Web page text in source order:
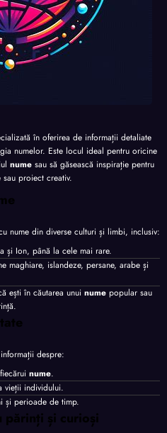
în oferirea de informații detaliate
numelor. Este locul ideal pentru oricine
nume sau să găsească inspirație pentru
proiect creativ.
nume din diverse culturi și limbi, inclusiv:
și Ion, până la cele mai rare.
maghiare, islandeze, persane, arabe și
ești în căutarea unui nume popular sau
despre:
nume.
vieții individului.
și perioade de timp.
părinți și curioși